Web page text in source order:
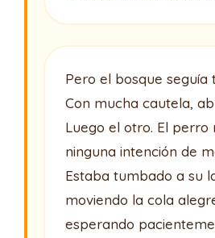
Pero el bosque seguía
Con mucha cautela,
Luego el otro. El perro
ninguna intención de
Estaba tumbado a su
moviendo la cola
esperando